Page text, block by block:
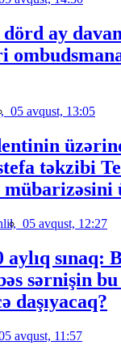
ay
05 avqust, 13:05
təkzibi
05 avqust, 12:27
sınaq:
sərnişin
daşıyacaq?
avqust, 11:57